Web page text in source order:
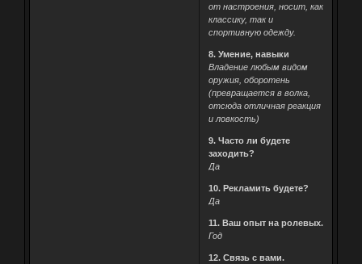
от настроения, носит, как
классику, так и
спортивную одежду.
8. Умение, навыки
Владение любым видом
оружия, оборотень
(превращается в волка,
отсюда отличная реакция
и ловкость)
9. Часто ли будете
заходить?
Да
10. Рекламить будете?
Да
11. Ваш опыт на ролевых.
Год
12. Связь с вами.